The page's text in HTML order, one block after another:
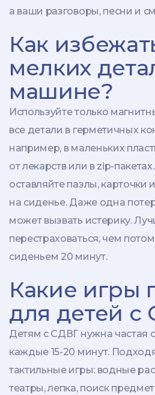
а ваши разговоры, песни и
Как
мелких
машине?
Используйте только
все детали в герметичных
например, в маленьких
от лекарств или в zip-
оставляйте пазлы, карточки
на сиденье. Даже одна
может вызвать истерику.
перестраховаться, чем
сиденьем 20 минут.
Какие игры
для детей с
Детям с СДВГ нужна частая
каждые 15-20 минут.
тактильные игры: водные
театры, лепка, поиск